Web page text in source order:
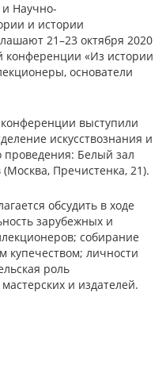
и Научно-
и истории
21–23 октября 2020
конференции «Из истории
основатели
выступили
искусствознания и
проведения: Белый зал
Пречистенка, 21).
обсудить в ходе
зарубежных и
собирание
купечеством; личности
роль
и издателей.